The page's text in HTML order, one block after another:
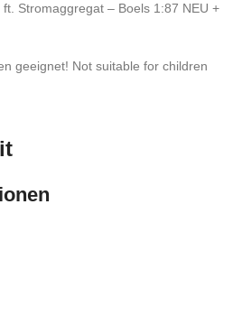
Stromaggregat – Boels 1:87 NEU +
geeignet! Not suitable for children